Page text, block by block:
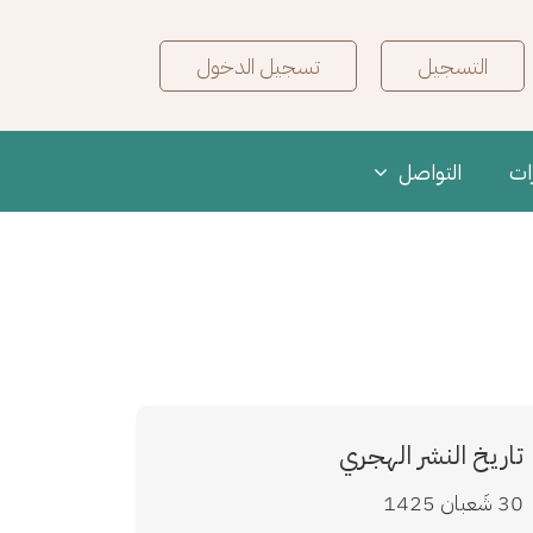
Search
User Login
التسجيل تسجيل الدخول
التواصل
تاريخ النشر الهجري
30 شَعبان 1425